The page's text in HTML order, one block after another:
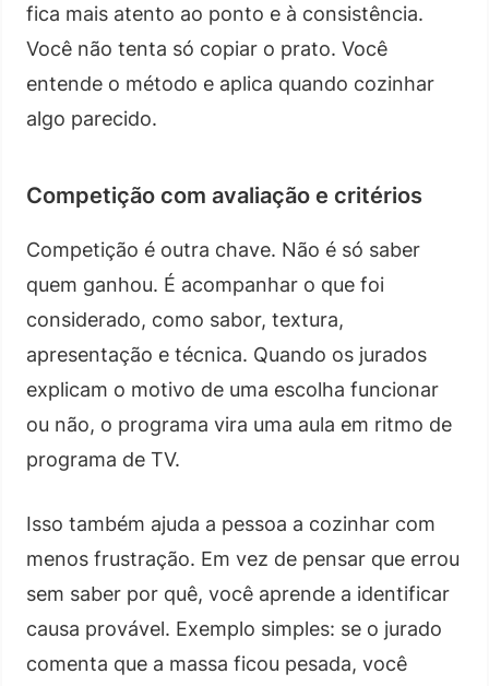
fica mais atento ao ponto e à consistência.
Você não tenta só copiar o prato. Você
entende o método e aplica quando cozinhar
algo parecido.
Competição com avaliação e critérios
Competição é outra chave. Não é só saber
quem ganhou. É acompanhar o que foi
considerado, como sabor, textura,
apresentação e técnica. Quando os jurados
explicam o motivo de uma escolha funcionar
ou não, o programa vira uma aula em ritmo de
programa de TV.
Isso também ajuda a pessoa a cozinhar com
menos frustração. Em vez de pensar que errou
sem saber por quê, você aprende a identificar
causa provável. Exemplo simples: se o jurado
comenta que a massa ficou pesada, você